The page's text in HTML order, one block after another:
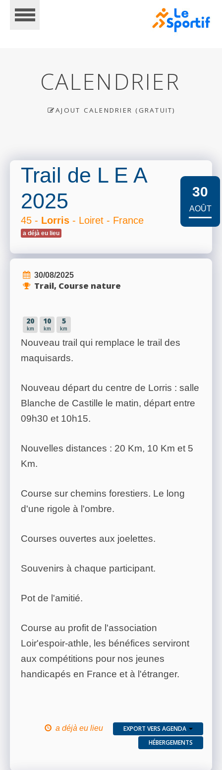
INSCRIPTIONS
PHOTOS/VIDÉOS
BLOG
PLUS...
CALENDRIER
AJOUT CALENDRIER (GRATUIT)
Trail de L E A
2025
45 - Lorris - Loiret - France
a déjà eu lieu
30
AOÛT
30/08/2025
Trail, Course nature
20
km
10
km
5
km
Nouveau trail qui remplace le trail des
maquisards.
Nouveau départ du centre de Lorris : salle
Blanche de Castille le matin, départ entre
09h30 et 10h15.
Nouvelles distances : 20 Km, 10 Km et 5
Km.
Course sur chemins forestiers. Le long
d'une rigole à l'ombre.
Courses ouvertes aux joelettes.
Souvenirs à chaque participant.
Pot de l'amitié.
Course au profit de l'association
Loir'espoir-athle, les bénéfices serviront
aux compétitions pour nos jeunes
handicapés en France et à l'étranger.
a déjà eu lieu
EXPORT VERS AGENDA
HÉBERGEMENTS